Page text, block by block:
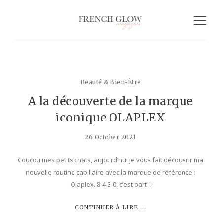
Beauté & Bien-Être
A la découverte de la marque
iconique OLAPLEX
26 October 2021
Coucou mes petits chats, aujourd’hui je vous fait découvrir ma
nouvelle routine capillaire avec la marque de référence :
Olaplex. 8-4-3-0, c’est parti !
CONTINUER À LIRE ...